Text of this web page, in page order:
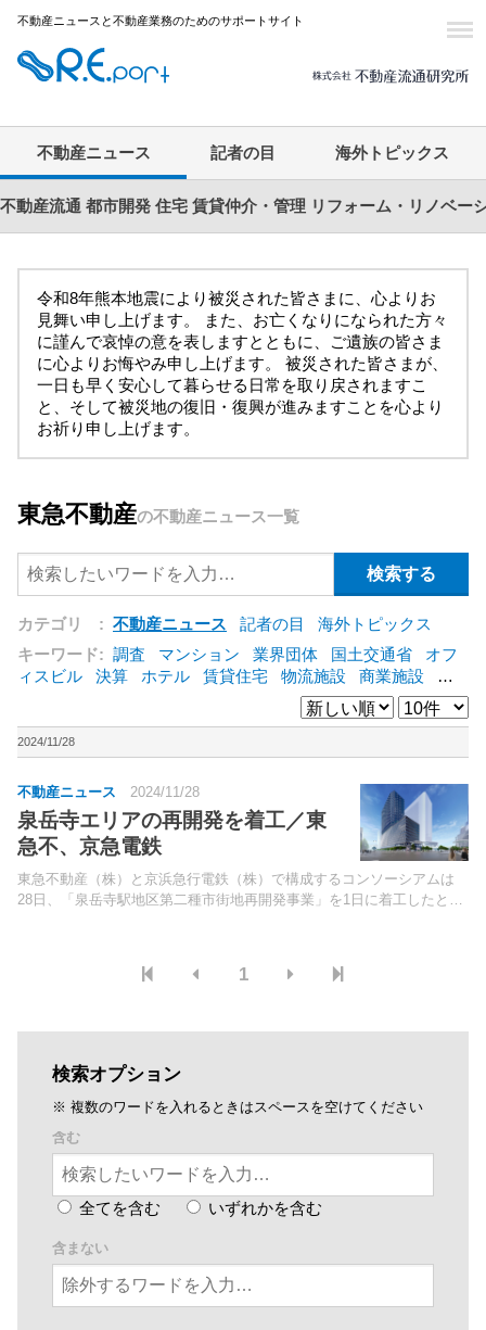
不動産ニュースと不動産業務のためのサポートサイト
不動産ニュース 記者の目 海外トピックス
不動産流通 都市開発 住宅 賃貸仲介・管理 リフォーム・リノベー
令和8年熊本地震により被災された皆さまに、心よりお
見舞い申し上げます。 また、お亡くなりになられた方々
に謹んで哀悼の意を表しますとともに、ご遺族の皆さま
に心よりお悔やみ申し上げます。 被災された皆さまが、
一日も早く安心して暮らせる日常を取り戻されますこ
と、そして被災地の復旧・復興が進みますことを心より
お祈り申し上げます。
東急不動産の不動産ニュース一覧
カテゴリ : 不動産ニュース 記者の目
海外トピックス
キーワード: 調査 マンション 業界団体 国土交通省
オフ
ィスビル
決算 ホテル 賃貸住宅 物流施設 商業施設
海
東急不動産 賃料
ア
野村不動産 ZEH [+]
2024/11/28
不動産ニュース 2024/11/28
泉岳寺エリアの再開発を着工／東
急不、京急電鉄
東急不動産（株）と京浜急行電鉄（株）で構成するコンソーシアムは
28日、「泉岳寺駅地区第二種市街地再開発事業」を1日に着工したと発
1
検索オプション
※ 複数のワードを入れるときはスペースを空けてください
含む
全てを含む いずれかを含む
含まない